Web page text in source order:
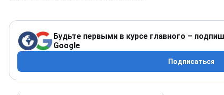
Будьте первыми в курсе главного –
Google
Подписаться